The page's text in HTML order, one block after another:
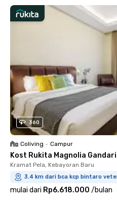
360
Coliving • Campur
Kost Rukita Magnolia
Kramat Pela, Kebayoran Baru
3.4 km dari bca kcp bintaro
mulai dari Rp6.618.000 /bulan